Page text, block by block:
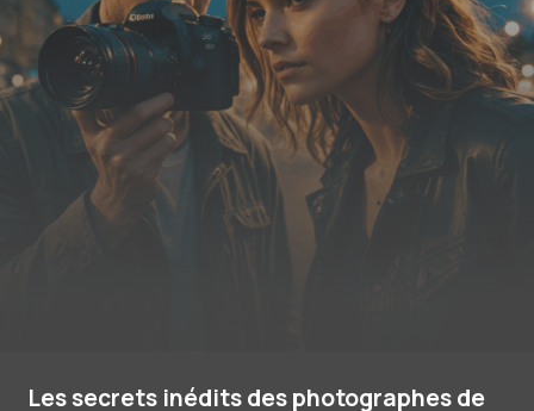
Les secrets inédits des photographes de